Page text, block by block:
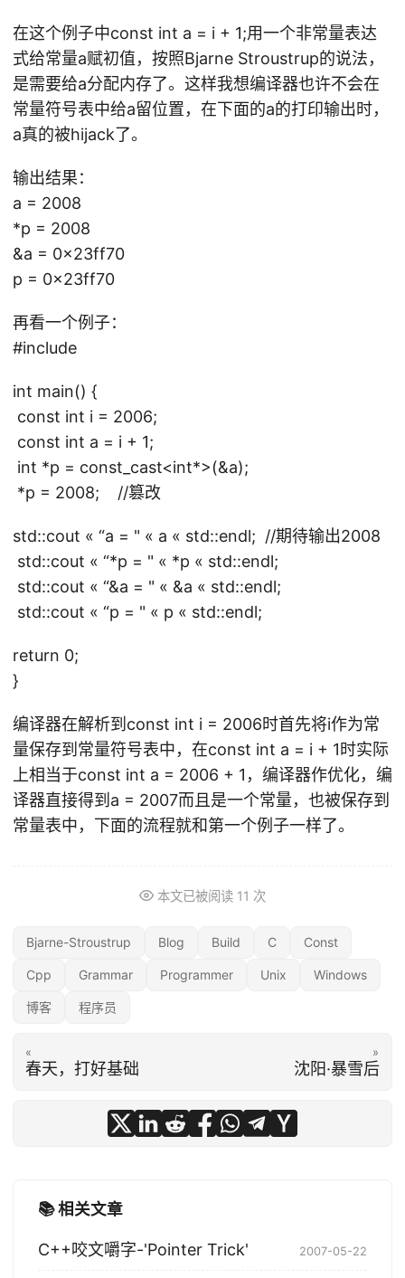
在这个例子中const int a = i + 1;用一个非常量表达
式给常量a赋初值，按照Bjarne Stroustrup的说法，
是需要给a分配内存了。这样我想编译器也许不会在
常量符号表中给a留位置，在下面的a的打印输出时，
a真的被hijack了。
输出结果：
a = 2008
*p = 2008
&a = 0x23ff70
p = 0x23ff70
再看一个例子：
#include
int main() {
const int i = 2006;
const int a = i + 1;
int *p = const_cast<int*>(&a);
*p = 2008; //篡改
std::cout « “a = " « a « std::endl; //期待输出2008
std::cout « “*p = " « *p « std::endl;
std::cout « “&a = " « &a « std::endl;
std::cout « “p = " « p « std::endl;
return 0;
}
编译器在解析到const int i = 2006时首先将i作为常
量保存到常量符号表中，在const int a = i + 1时实际
上相当于const int a = 2006 + 1，编译器作优化，编
译器直接得到a = 2007而且是一个常量，也被保存到
常量表中，下面的流程就和第一个例子一样了。
本文已被阅读 11 次
Bjarne-Stroustrup Blog Build C Const
Cpp Grammar Programmer Unix Windows
博客 程序员
«
春天，打好基础
»
沈阳·暴雪后
📚 相关文章
C++咬文嚼字-'Pointer Trick' 2007-05-22